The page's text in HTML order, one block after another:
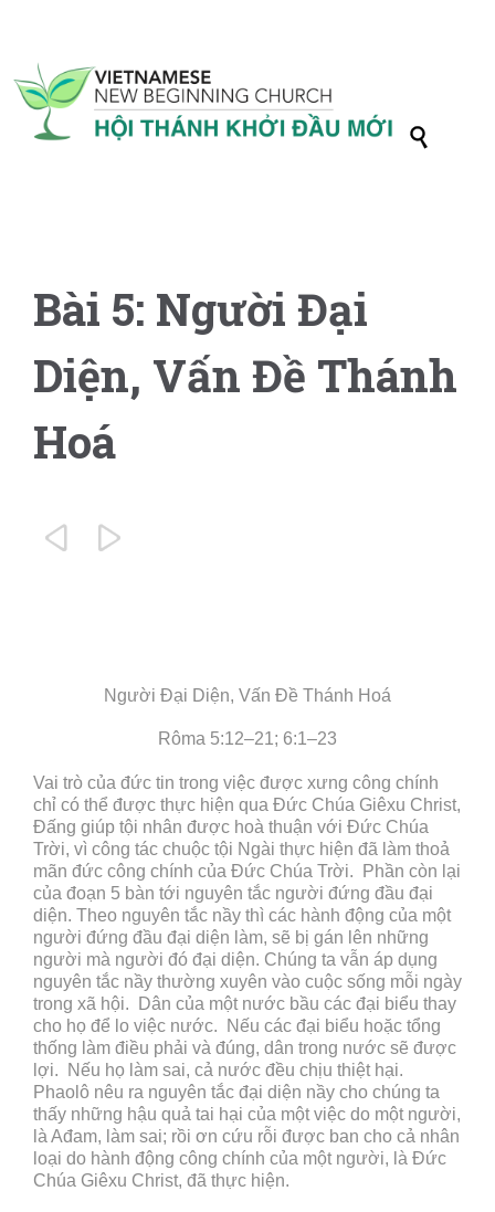

Bài 5: Người Đại
Diện, Vấn Đề Thánh
Hoá
 
Người Đại Diện, Vấn Đề Thánh Hoá
Rôma 5:12–21; 6:1–23
Vai trò của đức tin trong việc được xưng công chính
chỉ có thể được thực hiện qua Đức Chúa Giêxu Christ,
Đấng giúp tội nhân được hoà thuận với Đức Chúa
Trời, vì công tác chuộc tội Ngài thực hiện đã làm thoả
mãn đức công chính của Đức Chúa Trời. Phần còn lại
của đoạn 5 bàn tới nguyên tắc người đứng đầu đại
diện. Theo nguyên tắc nầy thì các hành động của một
người đứng đầu đại diện làm, sẽ bị gán lên những
người mà người đó đại diện. Chúng ta vẫn áp dụng
nguyên tắc nầy thường xuyên vào cuộc sống mỗi ngày
trong xã hội. Dân của một nước bầu các đại biểu thay
cho họ để lo việc nước. Nếu các đại biểu hoặc tổng
thống làm điều phải và đúng, dân trong nước sẽ được
lợi. Nếu họ làm sai, cả nước đều chịu thiệt hại.
Phaolô nêu ra nguyên tắc đại diện nầy cho chúng ta
thấy những hậu quả tai hại của một việc do một người,
là Ađam, làm sai; rồi ơn cứu rỗi được ban cho cả nhân
loại do hành động công chính của một người, là Đức
Chúa Giêxu Christ, đã thực hiện.